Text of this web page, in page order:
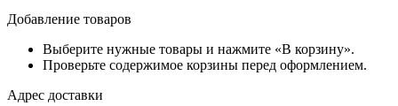
Добавление товаров
Выберите нужные товары и нажмите «В корзину».
Проверьте содержимое корзины перед оформлением.
Адрес доставки